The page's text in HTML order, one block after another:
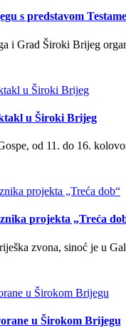
s predstavom
i Grad Široki Brijeg
u Široki Brijeg
od 11. do 16.
projekta „Treća
zvona, sinoć je u
u Širokom Brijegu